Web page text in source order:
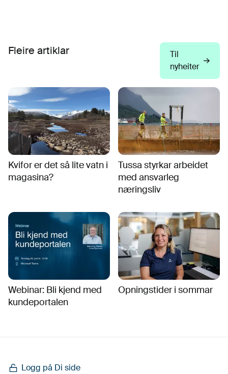
Fleire artiklar
Til
nyheiter
Kvifor er det så lite vatn i
magasina?
Tussa styrkar arbeidet
med ansvarleg
næringsliv
Webinar: Bli kjend med
kundeportalen
Opningstider i sommar
Logg på Di side